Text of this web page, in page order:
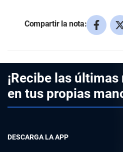
Compartir la nota:
¡Recibe las
en tus propias
DESCARGA LA APP